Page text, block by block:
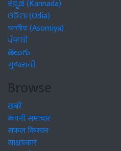
ಕನ್ನಡ (Kannada)
ଓଡିଆ (Odia)
অসমীয়া (Asomiya)
ਪੰਜਾਬੀ
తెలుగు
ગુજરાતી
Browse
खबरें
कंपनी समाचार
सफल किसान
साक्षात्कार